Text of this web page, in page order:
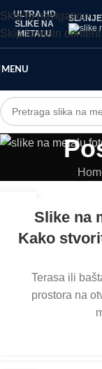
Skip to navigation
Skip to main content
ULTRA HD
SLIKE NA
METALU
MENU
Slike na
Kako
Terasa ili
prostora na